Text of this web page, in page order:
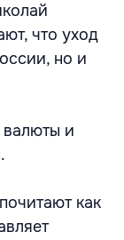
что уход
но и
и
как